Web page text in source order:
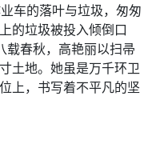
车的落叶与垃圾，匆匆
的垃圾被投入倾倒口
春秋，高艳丽以扫帚
土地。她虽是万千环卫
上，书写着不平凡的坚